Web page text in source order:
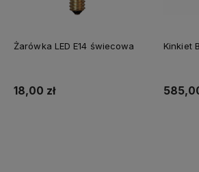
Żarówka LED E14 świecowa
18,00 zł
Kinkiet